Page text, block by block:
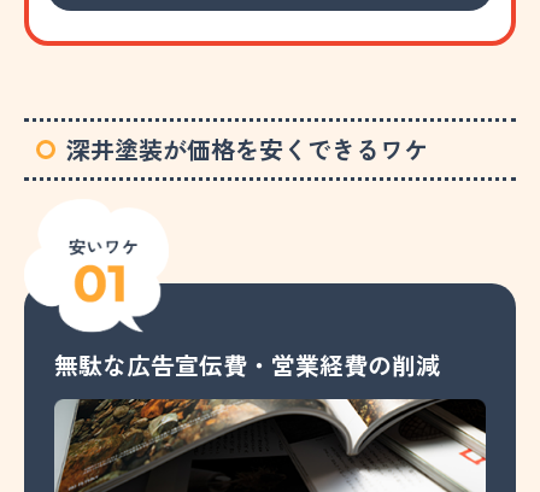
深井塗装が価格を安くできるワケ
無駄な広告宣伝費・営業経費の削減